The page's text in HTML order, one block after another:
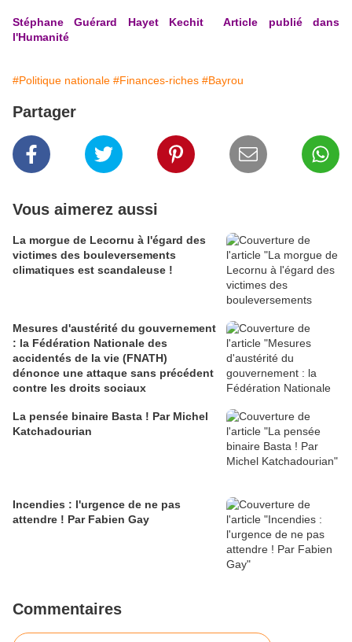
Stéphane Guérard Hayet Kechit Article publié dans
l'Humanité
#Politique nationale #Finances-riches #Bayrou
Partager
Vous aimerez aussi
La morgue de Lecornu à l'égard des
victimes des bouleversements
climatiques est scandaleuse !
Mesures d'austérité du gouvernement
: la Fédération Nationale des
accidentés de la vie (FNATH)
dénonce une attaque sans précédent
contre les droits sociaux
La pensée binaire Basta ! Par Michel
Katchadourian
Incendies : l'urgence de ne pas
attendre ! Par Fabien Gay
Commentaires